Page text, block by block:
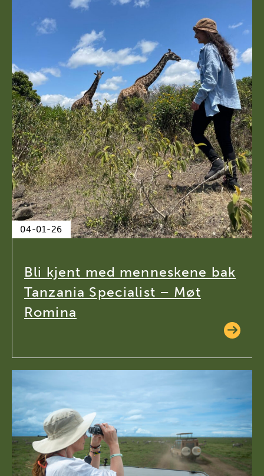
04-01-26
Bli kjent med menneskene bak
Tanzania Specialist – Møt
Romina